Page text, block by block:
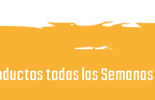
todas las Semanas